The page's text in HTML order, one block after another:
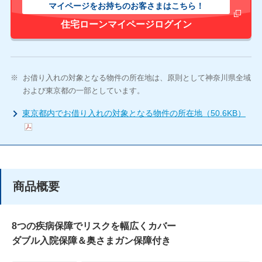
マイページをお持ちのお客さまはこちら！
住宅ローンマイページログイン
新しいウ
※
お借り入れの対象となる物件の所在地は、原則として神奈川県全域
および東京都の一部としています。
東京都内でお借り入れの対象となる物件の所在地（50.6KB）
商品概要
8つの疾病保障でリスクを幅広くカバー
ダブル⼊院保障＆奥さまガン保障付き